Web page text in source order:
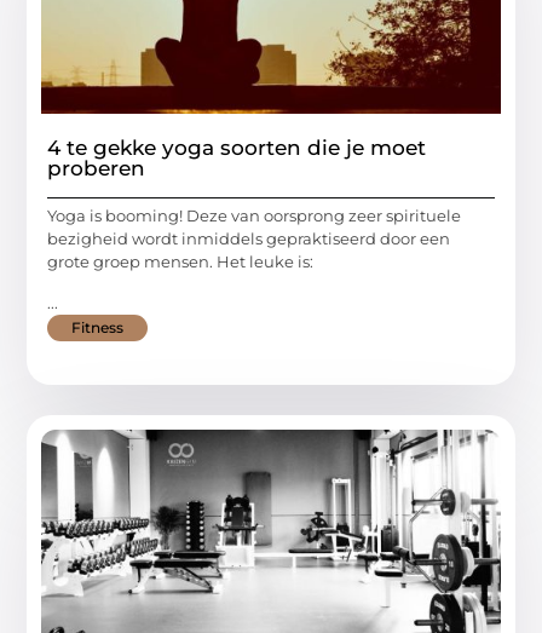
4 te gekke yoga soorten die je moet
proberen
Yoga is booming! Deze van oorsprong zeer spirituele
bezigheid wordt inmiddels gepraktiseerd door een
grote groep mensen. Het leuke is:
...
Fitness